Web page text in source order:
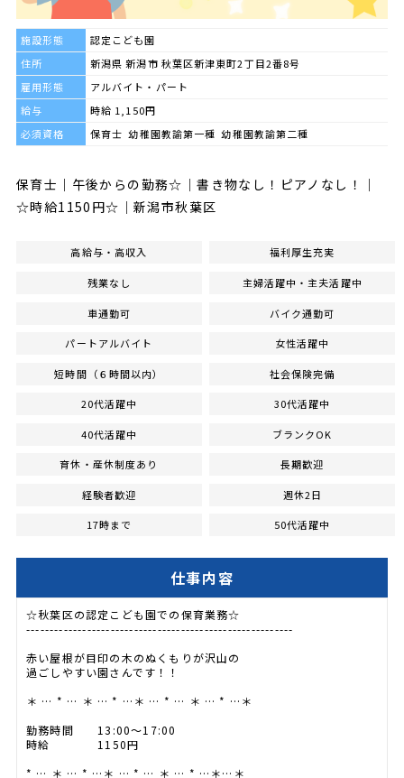
施設形態
認定こども園
住所
新潟県 新潟市 秋葉区新津東町2丁目2番8号
雇用形態
アルバイト・パート
給与
時給 1,150円
必須資格
保育士 幼稚園教諭第一種 幼稚園教諭第二種
保育士｜午後からの勤務☆｜書き物なし！ピアノなし！｜
☆時給1150円☆｜新潟市秋葉区
高給与・高収入 福利厚生充実
残業なし 主婦活躍中・主夫活躍中
車通勤可 バイク通勤可
パートアルバイト 女性活躍中
短時間（６時間以内） 社会保険完備
20代活躍中 30代活躍中
40代活躍中 ブランクOK
育休・産休制度あり 長期歓迎
経験者歓迎 週休2日
17時まで 50代活躍中
仕事内容
☆秋葉区の認定こども園での保育業務☆
---------------------------------------------------------
赤い屋根が目印の木のぬくもりが沢山の
過ごしやすい園さんです！！
＊ … * … ＊ … * …＊ … * … ＊ … * …＊
勤務時間 13:00～17:00
時給 1150円
* … ＊ … * …＊ … * … ＊ … * …＊…＊